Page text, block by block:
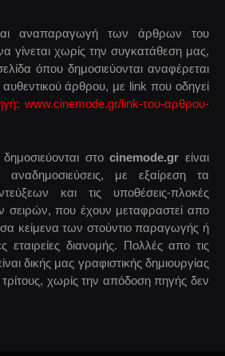
αναπαραγωγή των άρθρων του
γίνεται χωρίς την συγκατάθεση μας,
όπου δημοσιεύονται αναφέρεται
άρθρου, με link που οδηγεί
www.cinemode.gr/link-του-αρθρου-
στοcinemode.gr είναι
με εξαίρεση τα
και τις υποθέσεις-πλοκές
σειρών, που έχουν μεταφραστεί απο
κείμενα των στούντιο παραγωγής ή
εταιρείες διανομής. Πολλές απο τις
δικής μας γραφιστικής δημιουργίας
χωρίς την απόδοση πηγής δεν